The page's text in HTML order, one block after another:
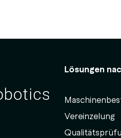
Lösungen
Vereinzelung